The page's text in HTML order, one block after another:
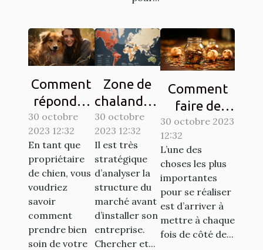
Comment
répondre
aux
besoins de
base de
votre
chien ?
30 octobre
2023 12:32
En tant que
propriétaire
de chien, vous
voudriez
savoir
comment
prendre bien
soin de votre
Zone de
chalandise
: qu’est-ce
que c’est ?
30 octobre
2023 12:32
Il est très
stratégique
d’analyser la
structure du
marché avant
d’installer son
entreprise.
Chercher et...
Comment
faire de
l’économie ?
Tout savoir.
30 octobre 2023
12:32
L’une des
choses les plus
importantes
pour se réaliser
est d’arriver à
mettre à chaque
fois de côté de...